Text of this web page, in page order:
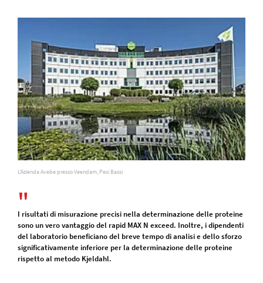
L'Azienda Avebe presso Veendam, Pesi Bassi
I risultati di misurazione precisi nella determinazione delle proteine ​​
sono un vero vantaggio del rapid MAX N exceed. Inoltre, i dipendenti
del laboratorio beneficiano del breve tempo di analisi e dello sforzo
significativamente inferiore per la determinazione delle proteine ​​
rispetto al metodo Kjeldahl.